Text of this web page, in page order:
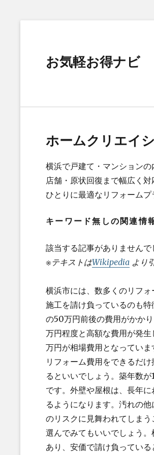
お気軽お得ナビ
ホームクリエイ
横浜で戸建て・マンション
店舗・原状回復まで幅広く
ひとりに最適なリフォームプ
キーワード無しの関連情
該当する記事がありませんで
※テキストはWikipedia より
横浜市には、数多くのリフ
施工を請け負っているのも
の50万円前後の費用がかか
万円程度と高額な費用が発
万円が相場費用となってい
リフォーム費用をできるだ
るといいでしょう。築年数
です。外壁や屋根は、長年
るようになります。汚れの
のリスクに見舞われてしま
選んでみてもいいでしょう
あり、安価で請け負ってい